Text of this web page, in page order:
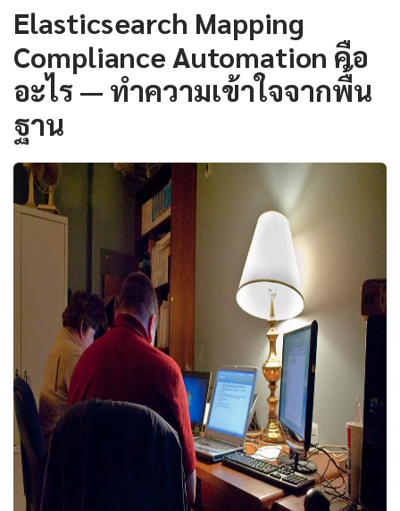
Elasticsearch Mapping
Compliance Automation คือ
อะไร — ทำความเข้าใจจากพื้น
ฐาน